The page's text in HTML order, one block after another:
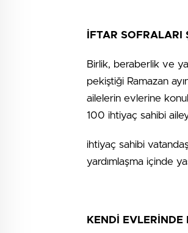
İFTAR SOFRALARI
Birlik, beraberlik ve
pekiştiği Ramazan
ailelerin evlerine
100 ihtiyaç sahibi
ihtiyaç sahibi
yardımlaşma içinde
KENDİ EVLERİNDE